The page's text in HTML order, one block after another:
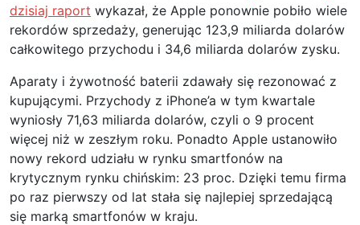
dzisiaj raport wykazał, że Apple ponownie pobiło wiele
rekordów sprzedaży, generując 123,9 miliarda dolarów
całkowitego przychodu i 34,6 miliarda dolarów zysku.
Aparaty i żywotność baterii zdawały się rezonować z
kupującymi. Przychody z iPhone’a w tym kwartale
wyniosły 71,63 miliarda dolarów, czyli o 9 procent
więcej niż w zeszłym roku. Ponadto Apple ustanowiło
nowy rekord udziału w rynku smartfonów na
krytycznym rynku chińskim: 23 proc. Dzięki temu firma
po raz pierwszy od lat stała się najlepiej sprzedającą
się marką smartfonów w kraju.